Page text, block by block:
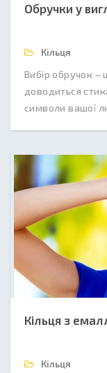
Обручки у
Кільця
Вибір обручок
доводиться
символи вашої
Кільця з
Кільця